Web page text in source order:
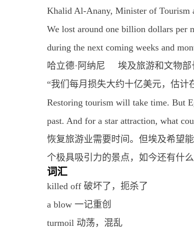
Khalid Al-Anany, Minister of Tourism
We lost around one billion dollars per
during the next coming weeks and
哈立德·阿纳尼 埃及旅游和文物
“我们每月损失大约十亿美元，估
Restoring tourism will take time. But
past. And for a star attraction, what
恢复旅游业需要时间。但埃及希望
个极具吸引力的景点，如今还有什
词汇
killed off 破坏了，扼杀了
a blow 一记重创
turmoil 动荡，混乱